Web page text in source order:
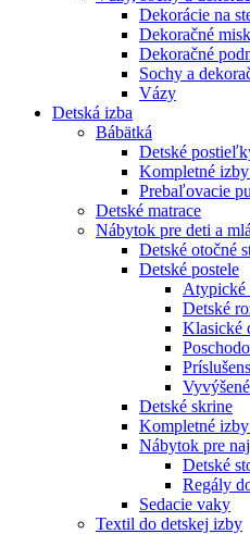
Dekorácie na
Dekoračné
Dekoračné
Sochy a
Vázy
Detská izba
Bábätká
Detské
Kompletné
Prebaľovacie
Detské matrace
Nábytok pre deti a
Detské otočné
Detské postele
Atypické
Detské
Klasické
Detské skrine
Kompletné
Nábytok pre
Detské
Regály
Sedacie vaky
Textil do detskej izby